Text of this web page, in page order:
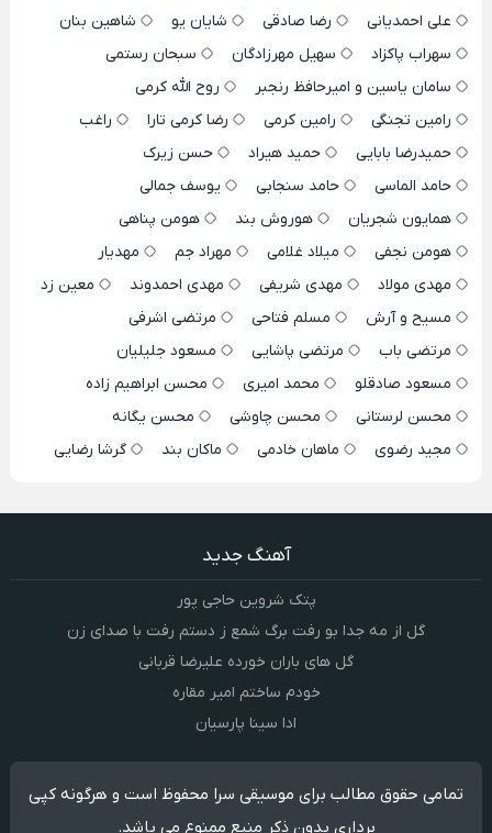
علی احمدیانی
رضا صادقی شایان یو
شاهین بنان
سهراب پاکزاد
سهیل مهرزادگان
سبحان رستمی
سامان یاسین و امیرحافظ رنجبر
روح الله کرمی
رامین تجنگی
رامین کرمی رضا کرمی تارا
راغب
حمیدرضا بابایی
حمید هیراد
حسن زیرک
حامد الماسی
حامد سنجابی
یوسف جمالی
همایون شجریان
هوروش بند
هومن پناهی
هومن نجفی
میلاد غلامی مهراد جم
مهدیار
مهدی مولاد
مهدی شریفی مهدی احمدوند
معین زد
مسیح و آرش
مسلم فتاحی
مرتضی اشرفی
مرتضی باب
مرتضی پاشایی
مسعود جلیلیان
مسعود صادقلو
محمد امیری
محسن ابراهیم زاده
محسن لرستانی
محسن چاوشی
محسن یگانه
مجید رضوی
ماهان خادمی ماکان بند گرشا رضایی
آهنگ جدید
پتک شروین حاجی پور
گل از مه جدا بو رفت برگ شمع ز دستم رفت با صدای زن
گل های باران خورده علیرضا قربانی
خودم ساختم امیر مقاره
ادا سینا پارسیان
تمامی حقوق مطالب برای موسیقی سرا محفوظ است و هرگونه کپی
برداری بدون ذکر منبع ممنوع می باشد.